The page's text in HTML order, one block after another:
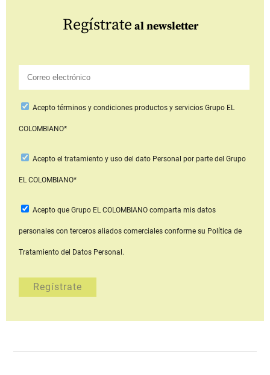
Regístrate al newsletter
Aceptotérminos y condiciones productos y serviciosGrupo EL
COLOMBIANO*
Acepto el tratamiento y uso del dato Personal por parte del Grupo
EL COLOMBIANO*
Acepto que Grupo EL COLOMBIANOcomparta mis datos
personales con terceros aliados comerciales conforme su Política de
Tratamiento del Datos Personal.